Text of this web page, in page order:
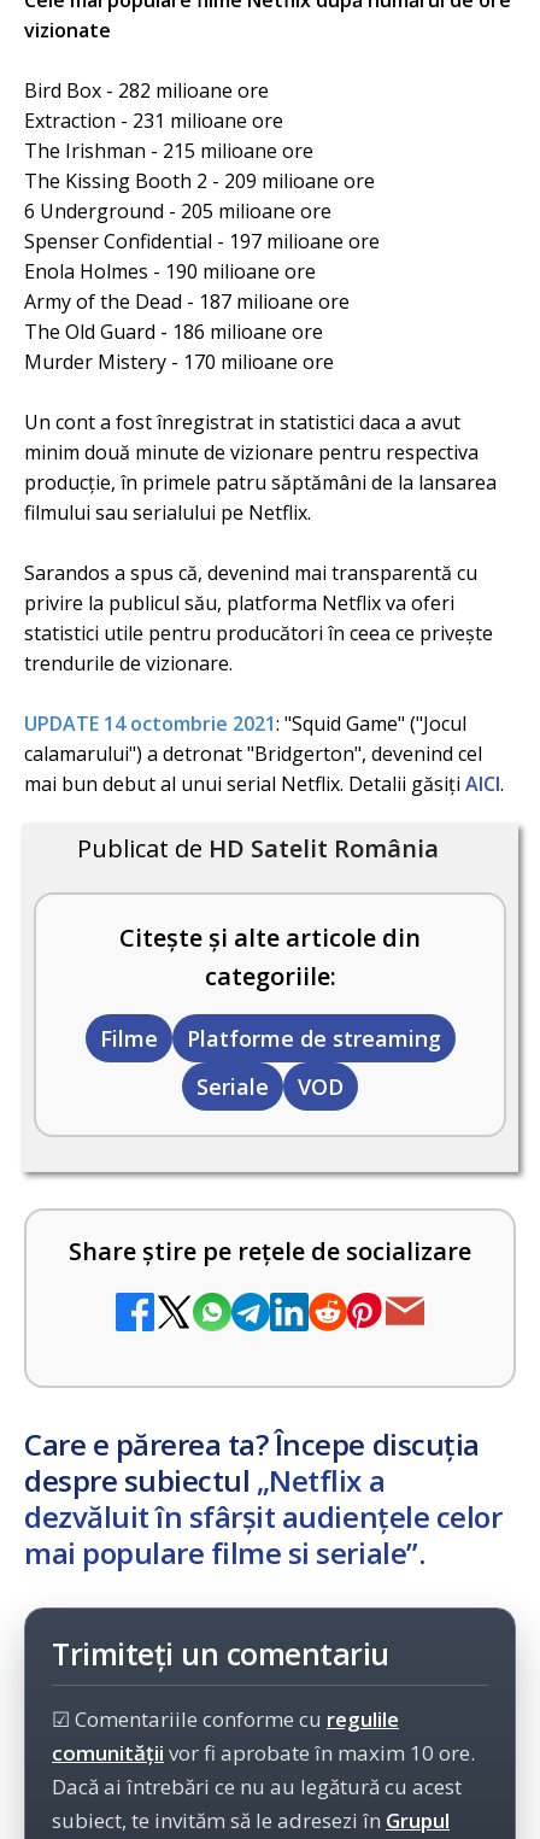
vizionate
Bird Box - 282 milioane ore
Extraction - 231 milioane ore
The Irishman - 215 milioane ore
The Kissing Booth 2 - 209 milioane ore
6 Underground - 205 milioane ore
Spenser Confidential - 197 milioane ore
Enola Holmes - 190 milioane ore
Army of the Dead - 187 milioane ore
The Old Guard - 186 milioane ore
Murder Mistery - 170 milioane ore
Un cont a fost înregistrat in statistici daca a avut
minim două minute de vizionare pentru respectiva
producție, în primele patru săptămâni de la lansarea
filmului sau serialului pe Netflix.
Sarandos a spus că, devenind mai transparentă cu
privire la publicul său, platforma Netflix va oferi
statistici utile pentru producători în ceea ce privește
trendurile de vizionare.
UPDATE 14 octombrie 2021: "Squid Game" ("Jocul
calamarului") a detronat "Bridgerton", devenind cel
mai bun debut al unui serial Netflix. Detalii găsiți AICI.
Publicat de HD Satelit România
Citește și alte articole din
categoriile:
Filme
Platforme de streaming
Seriale
VOD
Share știre pe rețele de socializare
Care e părerea ta? Începe discuția
despre subiectul „Netflix a
dezvăluit în sfârșit audiențele celor
mai populare filme si seriale”.
Trimiteți un comentariu
☑ Comentariile conforme cu regulile
comunității vor fi aprobate în maxim 10 ore.
Dacă ai întrebări ce nu au legătură cu acest
subiect, te invităm să le adresezi în Grupul